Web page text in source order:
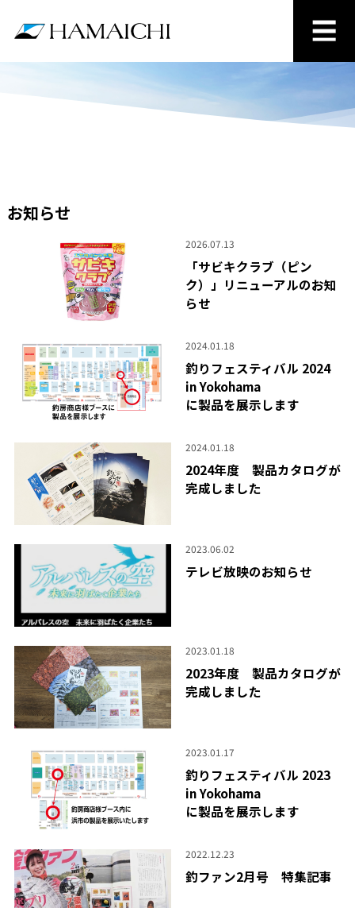
お知らせ
2026.07.13
「サビキクラブ（ピン
ク）」リニューアルのお知
らせ
2024.01.18
釣りフェスティバル 2024
in Yokohama
に製品を展示します
2024.01.18
2024年度 製品カタログが
完成しました
2023.06.02
テレビ放映のお知らせ
2023.01.18
2023年度 製品カタログが
完成しました
2023.01.17
釣りフェスティバル 2023
in Yokohama
に製品を展示します
2022.12.23
釣ファン2月号 特集記事